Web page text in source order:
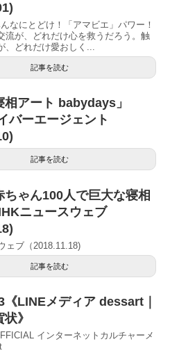
んなにとどけ！「アマビエ」パワー！
流が、どれだけ心を救うだろう。触
、どれだけ愛おしく...
記事を読む
相アート babydays」
バーエージェント
記事を読む
ちゃん100人で巨大な寝相
ニュースウェブ
ェブ（2018.11.18)
記事を読む
《LINEメディア dessart｜
》
インターネットカルチャーメ